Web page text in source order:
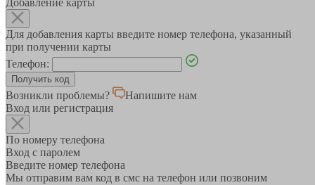
Добавление карты
Для добавления карты введите номер телефона, указанный
при получении карты
Телефон:
Возникли проблемы?
Напишите нам
Вход или регистрация
По номеру телефона
Вход с паролем
Введите номер телефона
Мы отправим вам код в смс на телефон или позвоним